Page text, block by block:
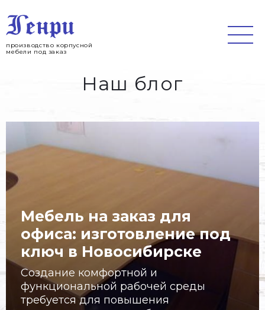
to
navigation
Наш блог
Мебель на заказ для
офиса: изготовление под
ключ в Новосибирске
Создание комфортной и
функциональной рабочей среды
требуется для повышения